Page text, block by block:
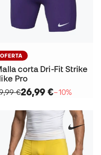
OFERTA
corta Dri-Fit Strike
Pro
€26,99 €−10%